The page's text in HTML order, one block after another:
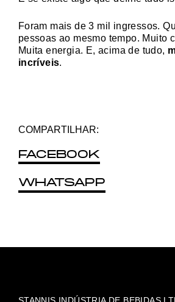
COMPARTILHAR:
FACEBOOK
WHATSAPP
Foram mais de 3 mil ingressos.
pessoas ao mesmo tempo. Muito
Muita energia. E, acima de tudo,
incríveis.